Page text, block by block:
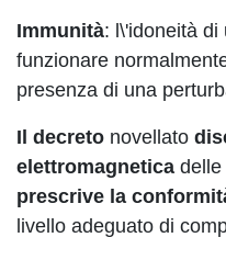
Immunità: l\'idoneità di
funzionare
presenza di una
Il decreto novellato
elettromagnetica delle
prescrive la
livello adeguato di